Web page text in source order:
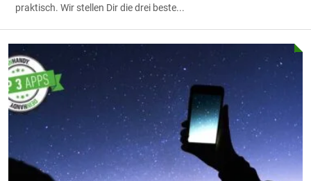
praktisch. Wir stellen Dir die drei beste...